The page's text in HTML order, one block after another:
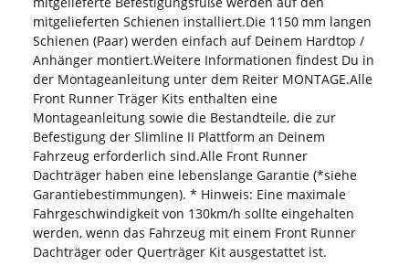
mitgelieferten Schienen installiert.Die 1150 mm langen
Schienen (Paar) werden einfach auf Deinem Hardtop /
Anhänger montiert.Weitere Informationen findest Du in
der Montageanleitung unter dem Reiter MONTAGE.Alle
Front Runner Träger Kits enthalten eine
Montageanleitung sowie die Bestandteile, die zur
Befestigung der Slimline II Plattform an Deinem
Fahrzeug erforderlich sind.Alle Front Runner
Dachträger haben eine lebenslange Garantie (*siehe
Garantiebestimmungen). * Hinweis: Eine maximale
Fahrgeschwindigkeit von 130km/h sollte eingehalten
werden, wenn das Fahrzeug mit einem Front Runner
Dachträger oder Querträger Kit ausgestattet ist.